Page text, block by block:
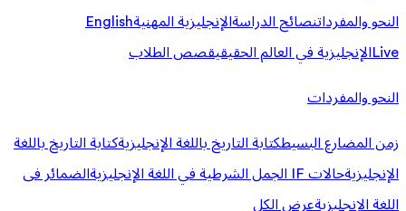
النحو والمفرداتنصائح الدراسةالإنجليزية المهنيةEnglish
Liveالإنجليزية في العالم الحقيقيقصص الطلاب
النحو والمفردات
زمن المضارع البسيطكتابة التاريخ باللغة الإنجليزيةكتابة التاريخ باللغة
الإنجليزيةحالات IF الجمل الشرطية في اللغة الإنجليزية
الضمائر فى
اللغة الإنجليزيةعرض الكل